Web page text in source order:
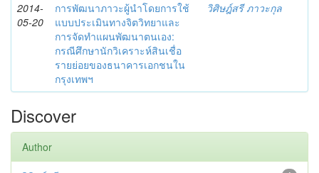
2014-
05-20
การพัฒนาภาวะผู้นำโดยการใช้
แบบประเมินทางจิตวิทยาและ
การจัดทำแผนพัฒนาตนเอง:
กรณีศึกษานักวิเคราะห์สินเชื่อ
รายย่อยของธนาคารเอกชนใน
กรุงเทพฯ
วิศิษฎ์สรี ภาวะกุล
Discover
Author